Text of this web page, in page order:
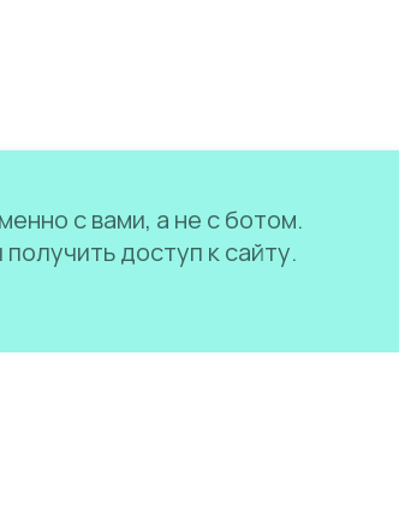
с вами, а не с ботом.
доступ к сайту.